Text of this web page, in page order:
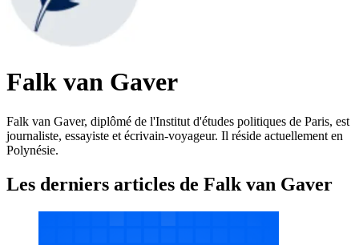
Falk van Gaver
Falk van Gaver, diplômé de l'Institut d'études politiques de Paris, est
journaliste, essayiste et écrivain-voyageur. Il réside actuellement en
Polynésie.
Les derniers articles de Falk van Gaver